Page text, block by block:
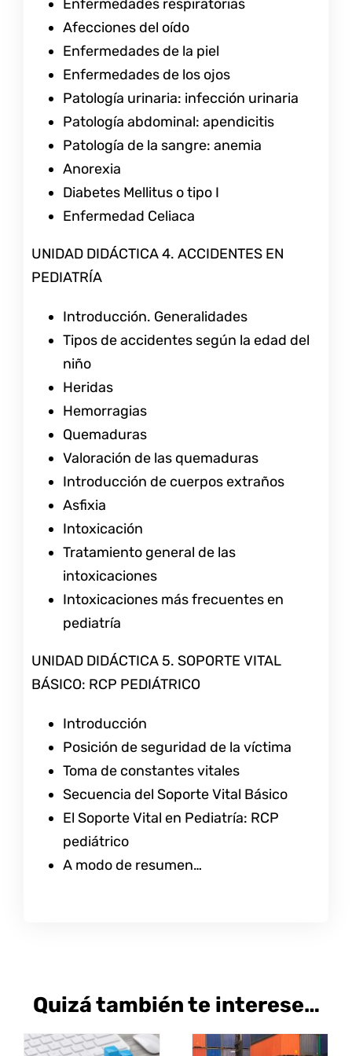
Enfermedades respiratorias
Afecciones del oído
Enfermedades de la piel
Enfermedades de los ojos
Patología urinaria: infección urinaria
Patología abdominal: apendicitis
Patología de la sangre: anemia
Anorexia
Diabetes Mellitus o tipo I
Enfermedad Celiaca
UNIDAD DIDÁCTICA 4. ACCIDENTES EN
PEDIATRÍA
Introducción. Generalidades
Tipos de accidentes según la edad del
niño
Heridas
Hemorragias
Quemaduras
Valoración de las quemaduras
Introducción de cuerpos extraños
Asfixia
Intoxicación
Tratamiento general de las
intoxicaciones
Intoxicaciones más frecuentes en
pediatría
UNIDAD DIDÁCTICA 5. SOPORTE VITAL
BÁSICO: RCP PEDIÁTRICO
Introducción
Posición de seguridad de la víctima
Toma de constantes vitales
Secuencia del Soporte Vital Básico
El Soporte Vital en Pediatría: RCP
pediátrico
A modo de resumen…
Quizá también te interese…